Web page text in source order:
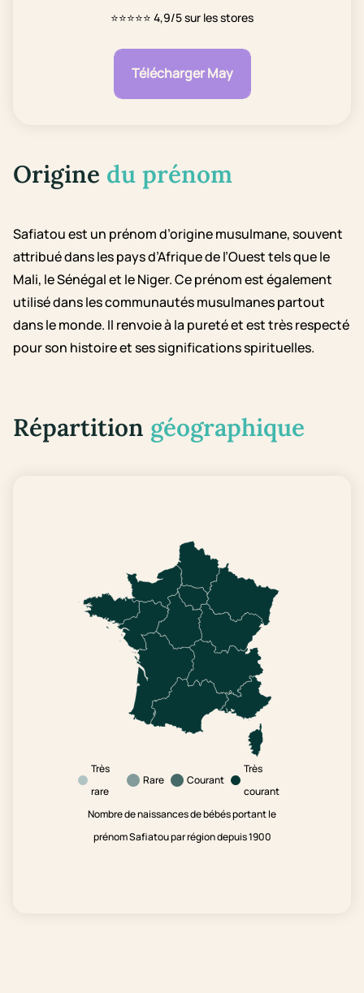
⭐⭐⭐⭐⭐ 4,9/5 sur les stores
Télécharger May
Origine du prénom
Safiatou est un prénom d’origine musulmane, souvent
attribué dans les pays d’Afrique de l’Ouest tels que le
Mali, le Sénégal et le Niger. Ce prénom est également
utilisé dans les communautés musulmanes partout
dans le monde. Il renvoie à la pureté et est très respecté
pour son histoire et ses significations spirituelles.
Répartition géographique
Très
rare
Rare Courant
Très
courant
Nombre de naissances de bébés portant le
prénom Safiatou par région depuis 1900